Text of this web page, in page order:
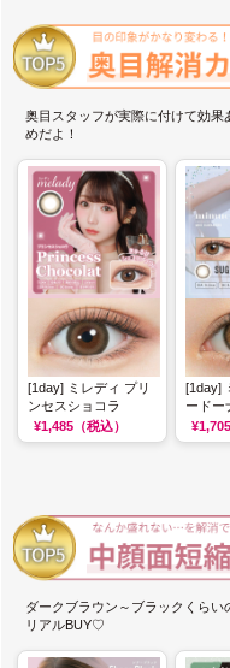
奥目スタッフが実際に付けて効
めだよ！
[1day] ミレディ プリ
ンセスショコラ
¥1,485 （税込）
[1day]
ードー
¥1,705
ダークブラウン～ブラックくら
リアルBUY♡